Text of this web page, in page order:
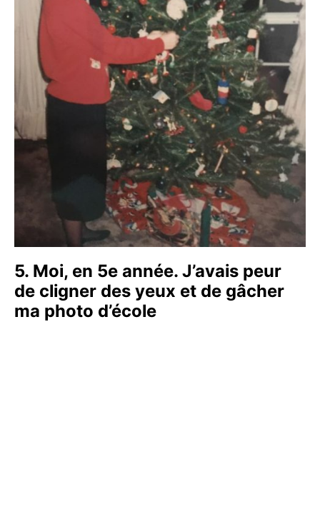
5. Moi, en 5e année. J’avais peur
de cligner des yeux et de gâcher
ma photo d’école